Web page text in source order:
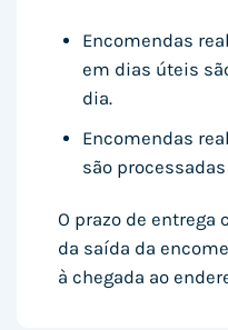
Encomendas
em dias úteis
dia.
Encomendas
são
O prazo de entrega
da saída da
à chegada ao